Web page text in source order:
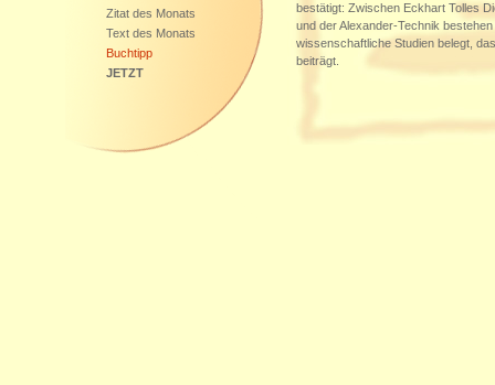
Zitat des Monats
Text des Monats
Buchtipp
JETZT
bestätigt: Zwischen Eckhart Tolles
und der Alexander-Technik
wissenschaftliche Studien belegt,
beiträgt.